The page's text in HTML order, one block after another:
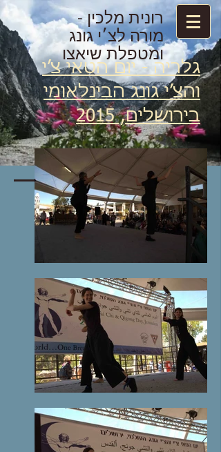
רונית מלכין -
מורה לצ׳י גונג
ומטפלת שיאצו
גלריה - יום הטאי צ׳י
והצ׳י גונג הבינלאומי
בירושלים, 2015